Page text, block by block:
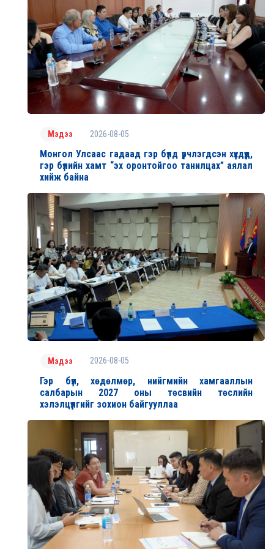
Мэдээ 2026-08-05
Монгол Улсаас гадаад гэр бүлд үрчлэгдсэн хүүхдүүд,
гэр бүлийн хамт “эх оронтойгоо танилцах” аялал
хийж байна
Мэдээ 2026-08-05
Гэр бүл, хөдөлмөр, нийгмийн хамгааллын
салбарын 2027 оны төсвийн төслийн
хэлэлцүүлгийг зохион байгууллаа